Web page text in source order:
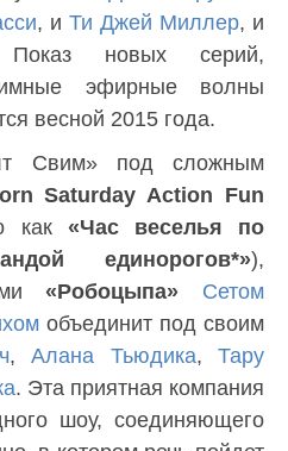
, и Ти Джей Миллер, и
новых серий,
эфирные волны
весной 2015 года.
Свим» под сложным
Saturday Action Fun
как «Час веселья по
единорогов*»),
«Робоцыпа»
Сетом
объединит под своим
,Алана Тьюдика,Тару
. Эта приятная компания
шоу, соединяющего